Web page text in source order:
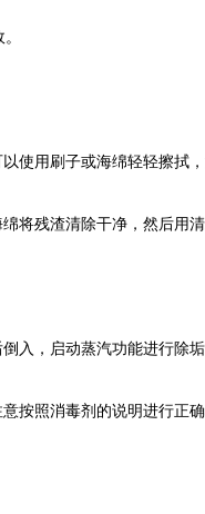
使用刷子或海绵轻轻擦拭
将残渣清除干净，然后用清
入，启动蒸汽功能进行除
按照消毒剂的说明进行正